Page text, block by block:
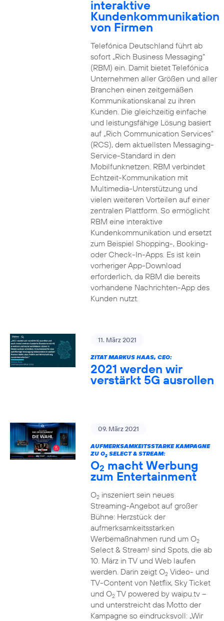
interaktive
Kundenkommunikation
von Firmen
Telefónica Deutschland führt ab
sofort „Rich Business Messaging“
(RBM) ein. Damit bietet Telefónica
Unternehmen aller Größen und aller
Branchen einen zeitgemäßen
Kommunikationskanal zu ihren
Kunden. Die gleichzeitig einfache
und leistungsfähige Lösung basiert
auf „Rich Communication Services“
(RCS), dem aktuellsten Messaging-
Service-Standard in den
Mobilfunknetzen. RBM verbindet
Echtzeit-Kommunikation mit
Multimedia-Unterstützung und
vielen weiteren Vorteilen auf einer
zentralen Plattform. So ermöglicht
RBM eine interaktive
Kundenkommunikation und ersetzt
zum Beispiel Shopping-, Booking-
oder Check-In-Apps. Es ist kein
vorheriger App-Download
erforderlich, da RBM die bereits
vorhandene Nachrichten-App des
Kunden nutzt.
11. März 2021
ZITAT MARKUS HAAS, CEO:
2021 werden wir
verstärkt 5G ausrollen
09. März 2021
AUFMERKSAMKEITSSTARKE KAMPAGNE
ZU O2SELECT & STREAM:
O2 macht Werbung
zum Entertainment
O2inszeniert sein neues
Streaming-Angebot auf großer
Bühne: Herzstück der
aufmerksamkeitsstarken
Werbemaßnahmen rund um O2
Select & Stream1 sind Spots, die ab
10. März in TV und Web laufen
werden. Darin zeigt O2Video- und
TV-Content von Netflix, Sky Ticket
und O2TV powered by waipu.tv –
und unterstreicht das Motto der
Kampagne so eindrucksvoll: „Wir